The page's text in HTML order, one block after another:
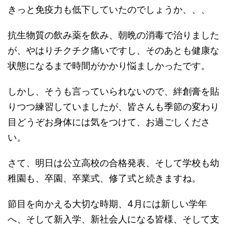
きっと免疫力も低下していたのでしょうか、、、
抗生物質の飲み薬を飲み、朝晩の消毒で治りました
が、やはりチクチク痛いですし、そのあとも健康な
状態になるまで時間がかかり悩ましかったです。
しかし、そうも言っていられないので、絆創膏を貼
りつつ練習していましたが、皆さんも季節の変わり
目どうぞお身体には気をつけて、お過ごしくださ
い。
さて、明日は公立高校の合格発表、そして学校も幼
稚園も、卒園、卒業式、修了式と続きますね。
節目を向かえる大切な時期、4月には新しい学年
へ、そして新入学、新社会人になる皆様、そして支